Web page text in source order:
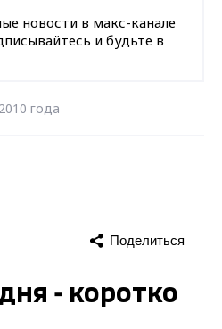
новости в макс-канале
и будьте в
года
Поделиться
- коротко